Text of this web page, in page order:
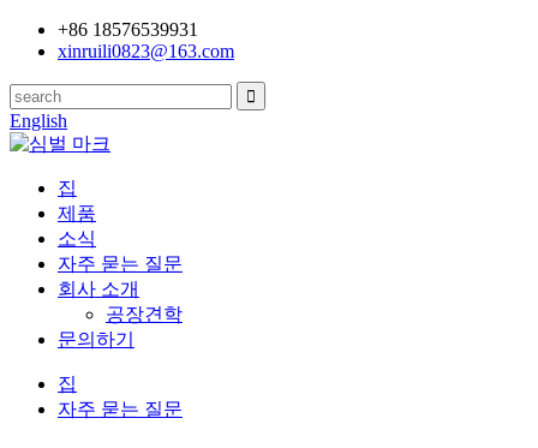
+86 18576539931
xinruili0823@163.com
English
집
제품
소식
자주 묻는 질문
회사 소개
공장견학
문의하기
집
자주 묻는 질문